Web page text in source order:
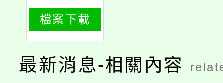
539_print
檔案下載
最新消息-相關內容